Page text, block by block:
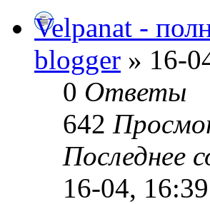
Velpanat -
blogger » 16-
0 Ответы
642
Последнее
16-04, 16:39